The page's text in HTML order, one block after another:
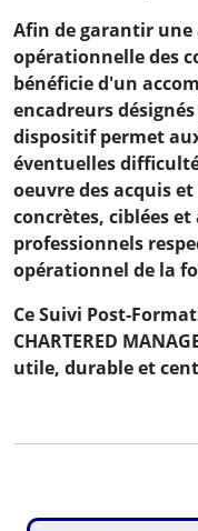
Afin de garantir
opérationnelle des
bénéficie d'un
encadreurs désignés
dispositif permet
éventuelles
oeuvre des acquis
concrètes, ciblées
professionnels
opérationnel de la
Ce Suivi Post-
CHARTERED
utile, durable et